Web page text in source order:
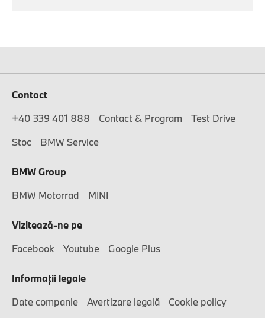
Contact
+40 339 401 888
Contact & Program
Test Drive
Stoc
BMW Service
BMW Group
BMW Motorrad
MINI
Vizitează-ne pe
Facebook
Youtube Google Plus
Informaţii legale
Date companie
Avertizare legală Cookie policy